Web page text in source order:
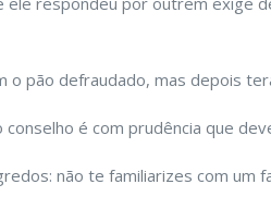
o pão defraudado, mas depois
é com prudência que
não te familiarizes com um